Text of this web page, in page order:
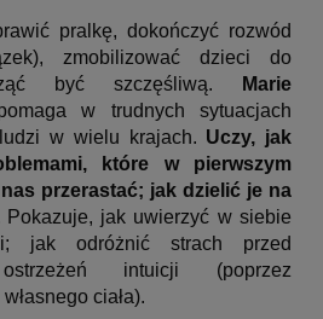
pralkę, dokończyć rozwód
zmobilizować dzieci do
być szczęśliwą.
Marie
w trudnych sytuacjach
w wielu krajach. Uczy, jak
które w pierwszym
przerastać; jak dzielić je na
Pokazuje, jak uwierzyć w siebie
jak odróżnić strach przed
intuicji (poprzez
ciała).